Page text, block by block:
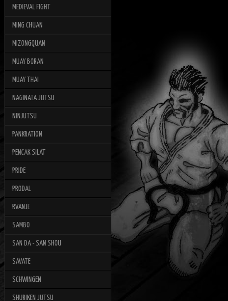
MEDIEVAL FIGHT
MING CHUAN
MIZONGQUAN
MUAY BORAN
MUAY THAI
NAGINATA JUTSU
NINJUTSU
PANKRATION
PENCAK SILAT
PRIDE
PRODAL
RVANJE
SAMBO
SAN DA - SAN SHOU
SAVATE
SCHWINGEN
SHURIKEN JUTSU